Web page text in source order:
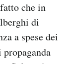
che in
di
a spese dei